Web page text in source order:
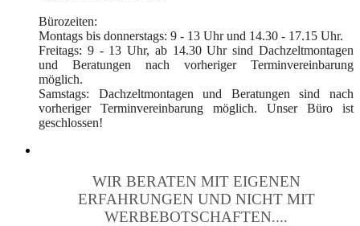
Bürozeiten:
Montags bis donnerstags: 9 - 13 Uhr und 14.30 - 17.15 Uhr.
Freitags: 9 - 13 Uhr, ab 14.30 Uhr sind Dachzeltmontagen
und Beratungen nach vorheriger Terminvereinbarung
möglich.
Samstags: Dachzeltmontagen und Beratungen sind nach
vorheriger Terminvereinbarung möglich. Unser Büro ist
geschlossen!
WIR BERATEN MIT EIGENEN
ERFAHRUNGEN UND NICHT MIT
WERBEBOTSCHAFTEN....